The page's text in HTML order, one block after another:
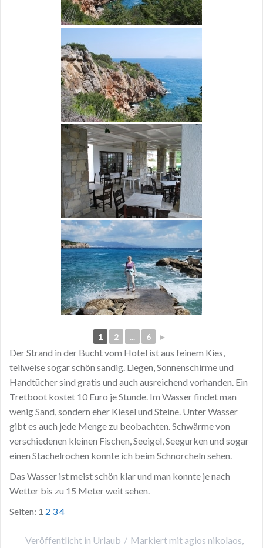
1 2 ... 6 ►
Der Strand in der Bucht vom Hotel ist aus feinem Kies,
teilweise sogar schön sandig. Liegen, Sonnenschirme und
Handtücher sind gratis und auch ausreichend vorhanden. Ein
Tretboot kostet 10 Euro je Stunde. Im Wasser findet man
wenig Sand, sondern eher Kiesel und Steine. Unter Wasser
gibt es auch jede Menge zu beobachten. Schwärme von
verschiedenen kleinen Fischen, Seeigel, Seegurken und sogar
einen Stachelrochen konnte ich beim Schnorcheln sehen.
Das Wasser ist meist schön klar und man konnte je nach
Wetter bis zu 15 Meter weit sehen.
Seiten: 1 2 34
Veröffentlicht in Urlaub Markiert mit agios nikolaos,